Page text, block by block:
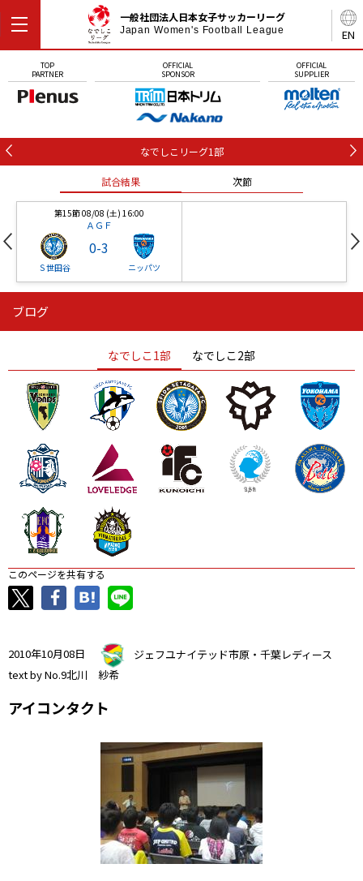
EN
一般社団法人日本女子サッカーリーグ
Japan Women's Football League
TOP
PARTNER
OFFICIAL
SPONSOR
OFFICIAL
SUPPLIER
なでしこリーグ1部
試合結果 次節
第15節 08/08 (土) 16:00
ＡＧＦ
Ｓ世田谷
0-3
ニッパツ
ニッパツ
ニッパツ 名古屋
石人の星
静岡 愛媛Ｌ
ブログ
なでしこ1部 なでしこ2部
このページを共有する
2010年10月08日
ジェフユナイテッド市原・千葉レディース
text by No.9北川 紗希
アイコンタクト